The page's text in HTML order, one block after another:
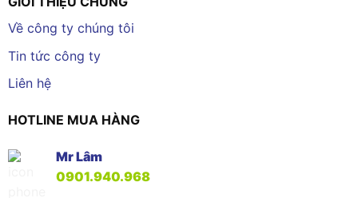
Về công ty chúng tôi
Tin tức công ty
Liên hệ
HOTLINE MUA HÀNG
Mr Lâm
0901.940.968